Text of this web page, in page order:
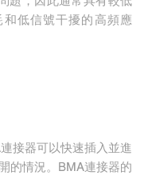
低信號干擾的高頻應
接器可以快速插入並進
的情況。BMA連接器的